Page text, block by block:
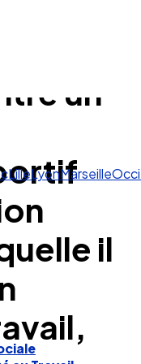
LilleLyonMarseille
un
il